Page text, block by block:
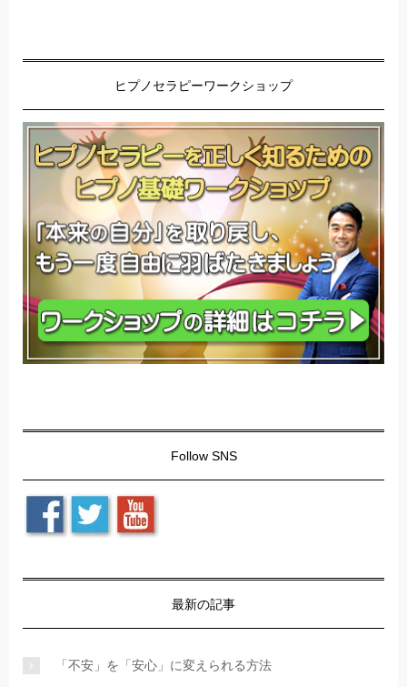
ヒプノセラピーワークショップ
Follow SNS
最新の記事
「不安」を「安心」に変えられる方法